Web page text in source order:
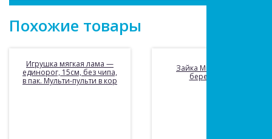
Похожие товары
Игрушка мягкая лама —
единорог, 15см, без чипа,
в пак. Мульти-пульти в кор
Зайка Ми в платье и
берете 18 см